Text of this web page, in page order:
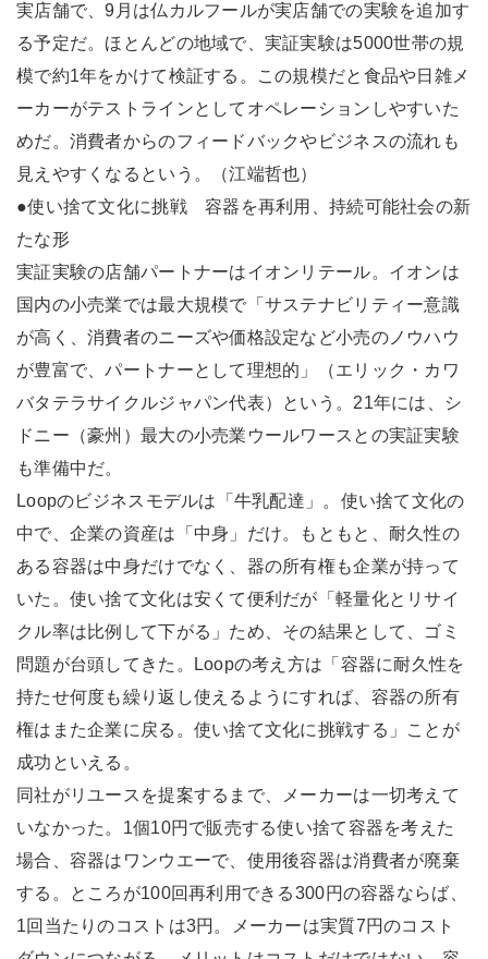
実店舗で、9月は仏カルフールが実店舗での実験を追加す
る予定だ。ほとんどの地域で、実証実験は5000世帯の規
模で約1年をかけて検証する。この規模だと食品や日雑メ
ーカーがテストラインとしてオペレーションしやすいた
めだ。消費者からのフィードバックやビジネスの流れも
見えやすくなるという。（江端哲也）
●使い捨て文化に挑戦 容器を再利用、持続可能社会の新
たな形
実証実験の店舗パートナーはイオンリテール。イオンは
国内の小売業では最大規模で「サステナビリティー意識
が高く、消費者のニーズや価格設定など小売のノウハウ
が豊富で、パートナーとして理想的」（エリック・カワ
バタテラサイクルジャパン代表）という。21年には、シ
ドニー（豪州）最大の小売業ウールワースとの実証実験
も準備中だ。
Loopのビジネスモデルは「牛乳配達」。使い捨て文化の
中で、企業の資産は「中身」だけ。もともと、耐久性の
ある容器は中身だけでなく、器の所有権も企業が持って
いた。使い捨て文化は安くて便利だが「軽量化とリサイ
クル率は比例して下がる」ため、その結果として、ゴミ
問題が台頭してきた。Loopの考え方は「容器に耐久性を
持たせ何度も繰り返し使えるようにすれば、容器の所有
権はまた企業に戻る。使い捨て文化に挑戦する」ことが
成功といえる。
同社がリユースを提案するまで、メーカーは一切考えて
いなかった。1個10円で販売する使い捨て容器を考えた
場合、容器はワンウエーで、使用後容器は消費者が廃棄
する。ところが100回再利用できる300円の容器ならば、
1回当たりのコストは3円。メーカーは実質7円のコスト